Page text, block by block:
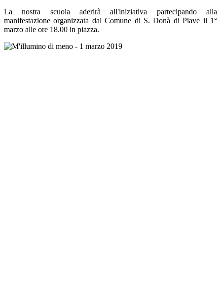
La nostra scuola aderirà all'iniziativa partecipando alla
manifestazione organizzata dal Comune di S. Donà di Piave il 1°
marzo alle ore 18.00 in piazza.